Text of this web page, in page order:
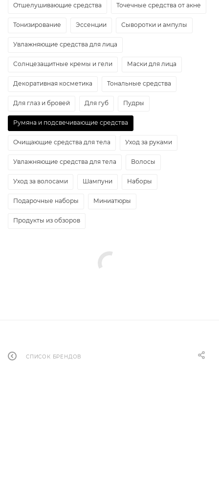
Отшелушивающие средства Точечные средства от акне
Тонизирование Эссенции Сыворотки и ампулы
Увлажняющие средства для лица
Солнцезащитные кремы и гели Маски для лица
Декоративная косметика Тональные средства
Для глаз и бровей Для губ Пудры
Румяна и подсвечивающие средства
Очищающие средства для тела Уход за руками
Увлажняющие средства для тела Волосы
Уход за волосами Шампуни Наборы
Подарочные наборы Миниатюры
Продукты из обзоров
СПИСОК БРЕНДОВ